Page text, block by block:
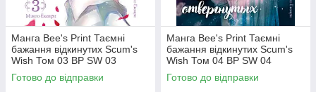
Манга Bee's Print Таємні
бажання відкинутих Scum's
Wish Том 03 BP SW 03
Готово до відправки
Манга Bee's Print Таємні
бажання відкинутих Scum's
Wish Том 04 BP SW 04
Готово до відправки